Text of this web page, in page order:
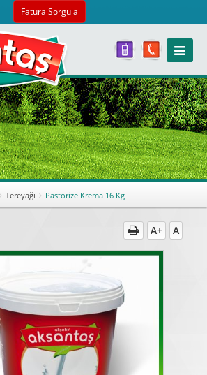
Fatura Sorgula
Tereyağı Pastörize Krema 16 Kg
A+ A